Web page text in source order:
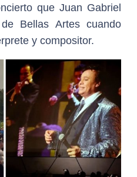
que Juan Gabriel
Bellas Artes cuando
y compositor.